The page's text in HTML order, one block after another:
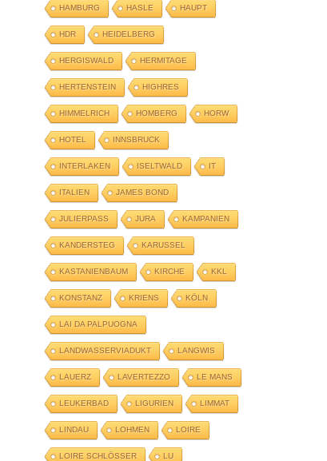
HAMBURG HASLE HAUPT
HDR HEIDELBERG
HERGISWALD HERMITAGE
HERTENSTEIN HIGHRES
HIMMELRICH HOMBERG HORW
HOTEL INNSBRUCK
INTERLAKEN ISELTWALD IT
ITALIEN JAMES BOND
JULIERPASS JURA KAMPANIEN
KANDERSTEG KARUSSEL
KASTANIENBAUM KIRCHE KKL
KONSTANZ KRIENS KÖLN
LAI DA PALPUOGNA
LANDWASSERVIADUKT LANGWIS
LAUERZ LAVERTEZZO LE MANS
LEUKERBAD LIGURIEN LIMMAT
LINDAU LOHMEN LOIRE
LOIRE SCHLÖSSER LU